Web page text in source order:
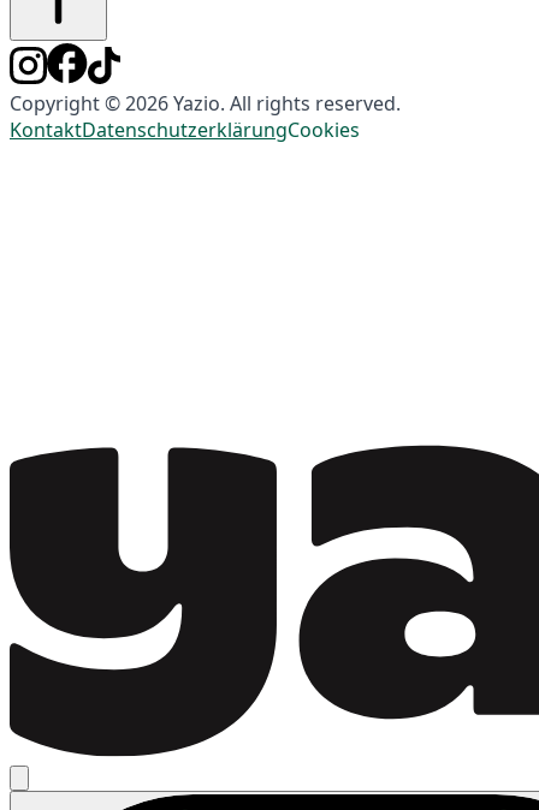
Copyright © 2026 Yazio. All rights reserved.
KontaktDatenschutzerklärungCookies